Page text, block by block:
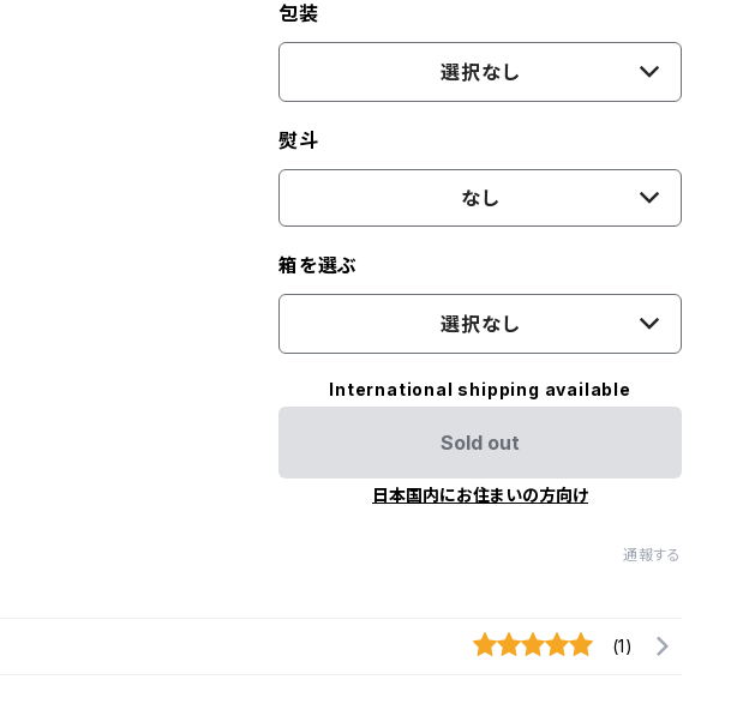
包装
選択なし
熨斗
なし
箱を選ぶ
選択なし
International shipping available
Sold out
日本国内にお住まいの方向け
通報する
(1)